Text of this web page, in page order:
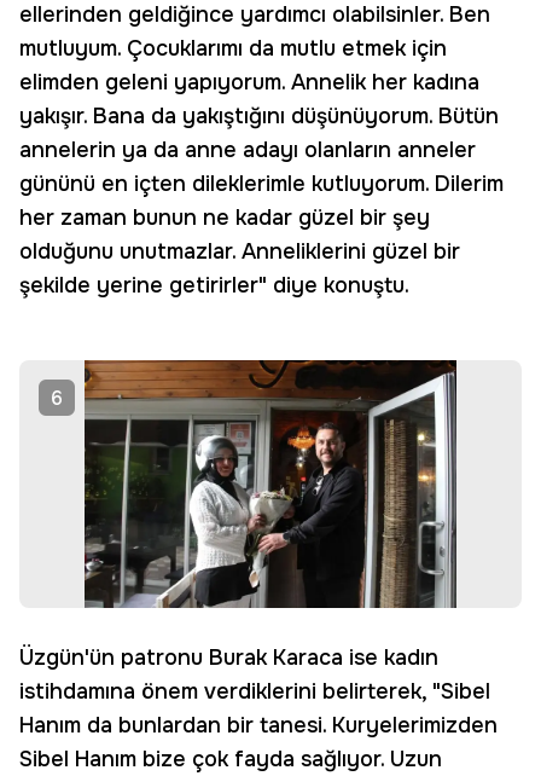
ellerinden geldiğince yardımcı olabilsinler. Ben
mutluyum. Çocuklarımı da mutlu etmek için
elimden geleni yapıyorum. Annelik her kadına
yakışır. Bana da yakıştığını düşünüyorum. Bütün
annelerin ya da anne adayı olanların anneler
gününü en içten dileklerimle kutluyorum. Dilerim
her zaman bunun ne kadar güzel bir şey
olduğunu unutmazlar. Anneliklerini güzel bir
şekilde yerine getirirler" diye konuştu.
6
Üzgün'ün patronu Burak Karaca ise kadın
istihdamına önem verdiklerini belirterek, "Sibel
Hanım da bunlardan bir tanesi. Kuryelerimizden
Sibel Hanım bize çok fayda sağlıyor. Uzun